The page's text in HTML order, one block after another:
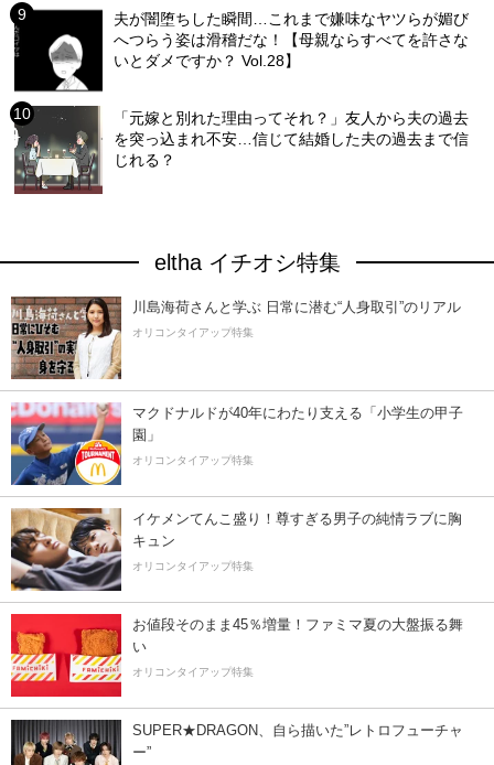
夫が闇堕ちした瞬間…これまで嫌味なヤツらが媚び
へつらう姿は滑稽だな！【母親ならすべてを許さな
いとダメですか？ Vol.28】
「元嫁と別れた理由ってそれ？」友人から夫の過去
を突っ込まれ不安…信じて結婚した夫の過去まで信
じれる？
eltha イチオシ特集
川島海荷さんと学ぶ 日常に潜む“人身取引”のリアル
オリコンタイアップ特集
マクドナルドが40年にわたり支える「小学生の甲子
園」
オリコンタイアップ特集
イケメンてんこ盛り！尊すぎる男子の純情ラブに胸
キュン
オリコンタイアップ特集
お値段そのまま45％増量！ファミマ夏の大盤振る舞
い
オリコンタイアップ特集
SUPER★DRAGON、自ら描いた”レトロフューチャ
ー”